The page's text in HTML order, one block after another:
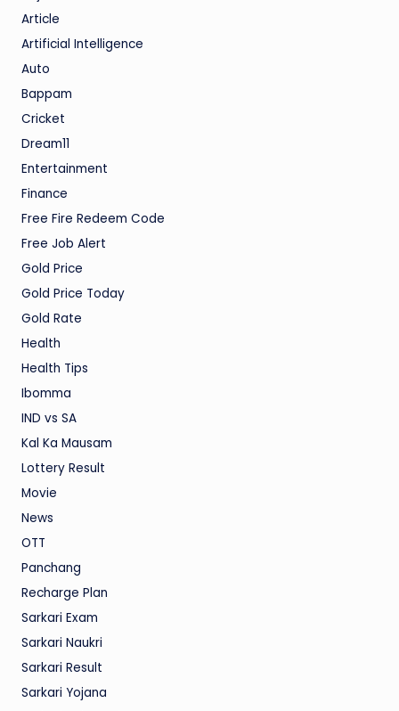
Article
Artificial Intelligence
Auto
Bappam
Cricket
Dream11
Entertainment
Finance
Free Fire Redeem Code
Free Job Alert
Gold Price
Gold Price Today
Gold Rate
Health
Health Tips
Ibomma
IND vs SA
Kal Ka Mausam
Lottery Result
Movie
News
OTT
Panchang
Recharge Plan
Sarkari Exam
Sarkari Naukri
Sarkari Result
Sarkari Yojana